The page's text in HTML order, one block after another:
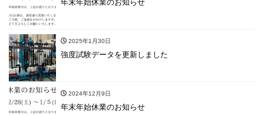
年末年始休業のお知らせ
2025年1月30日
強度試験データを更新しました
2024年12月9日
年末年始休業のお知らせ